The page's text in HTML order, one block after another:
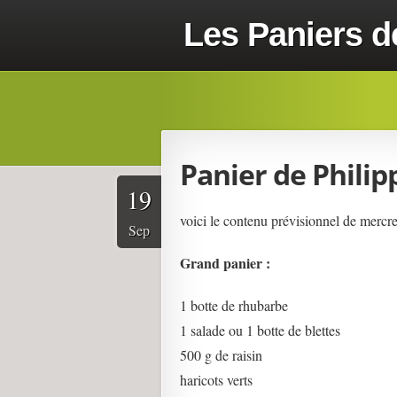
Les Paniers
Panier de
19
Sep
voici le contenu prévisionnel de
Grand panier :
1 botte de rhubarbe
1 salade ou 1 botte de blettes
500 g de raisin
haricots verts